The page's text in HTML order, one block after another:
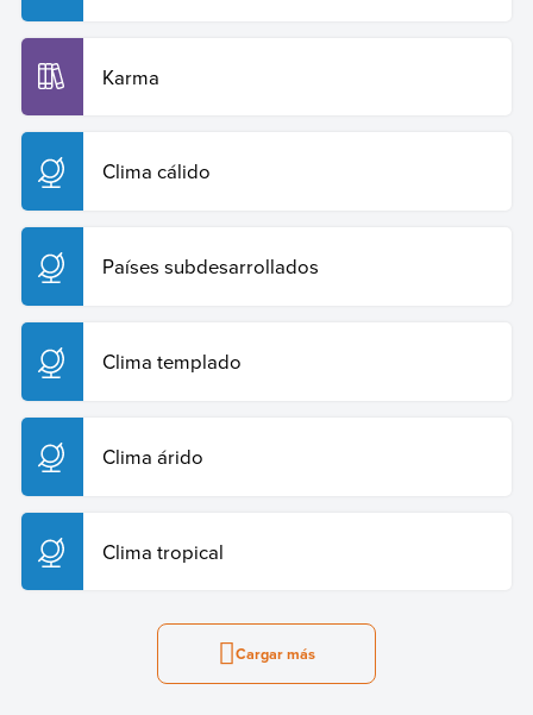
Karma
Clima cálido
Países subdesarrollados
Clima templado
Clima árido
Clima tropical
Cargar más